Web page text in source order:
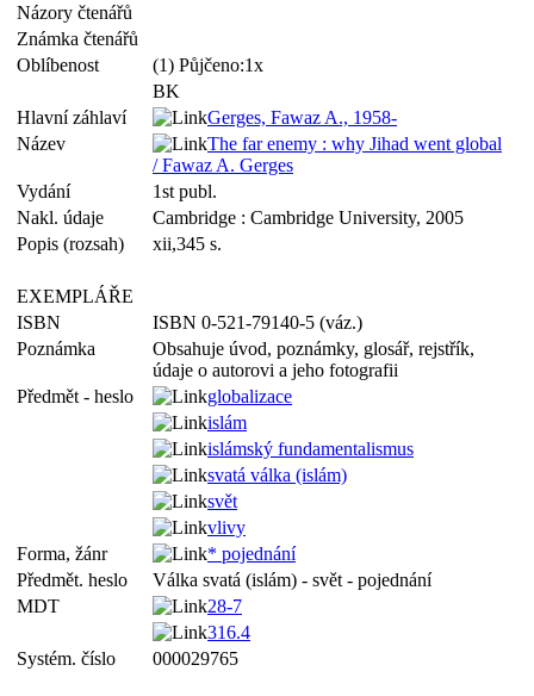
Názory čtenářů
Známka čtenářů
Oblíbenost
(1) Půjčeno:1x
BK
Hlavní záhlaví
Gerges, Fawaz A., 1958-
Název
The far enemy : why Jihad went global
/ Fawaz A. Gerges
Vydání
1st publ.
Nakl. údaje
Cambridge : Cambridge University, 2005
Popis (rozsah)
xii,345 s.
EXEMPLÁŘE
ISBN
ISBN 0-521-79140-5 (váz.)
Poznámka
Obsahuje úvod, poznámky, glosář, rejstřík,
údaje o autorovi a jeho fotografii
Předmět - heslo
globalizace
islám
islámský fundamentalismus
svatá válka (islám)
svět
vlivy
Forma, žánr
* pojednání
Předmět. heslo
Válka svatá (islám) - svět - pojednání
MDT
28-7
316.4
Systém. číslo
000029765